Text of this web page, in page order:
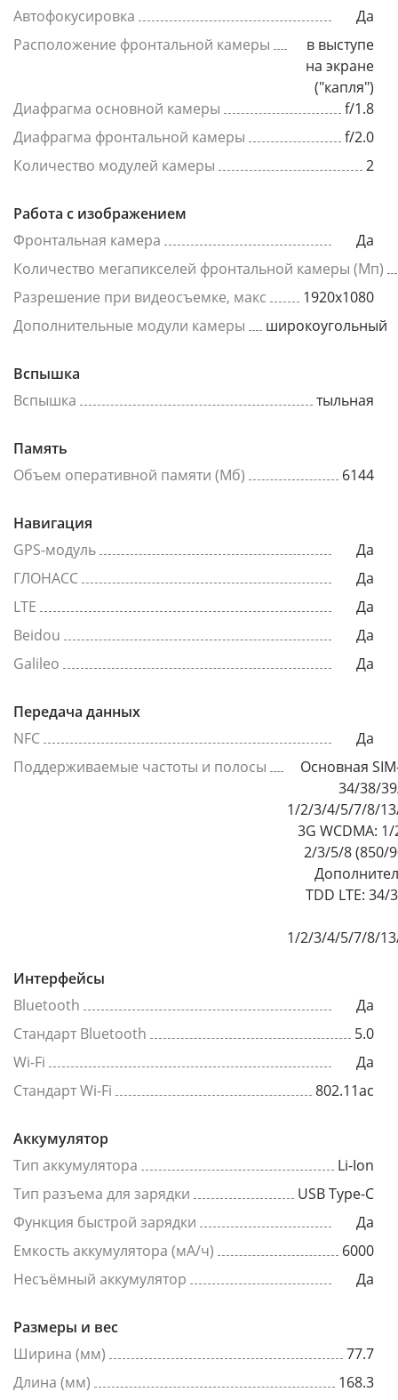
Автофокусировка
Да
Расположение фронтальной камеры
в выступе
на экране
("капля")
Диафрагма основной камеры
f/1.8
Диафрагма фронтальной камеры
f/2.0
Количество модулей камеры
2
Работа с изображением
Фронтальная камера
Да
Количество мегапикселей фронтальной камеры (Мп)
Разрешение при видеосъемке, макс
1920x1080
Дополнительные модули камеры
широкоугольный
Вспышка
Вспышка
тыльная
Память
Объем оперативной памяти (Мб)
6144
Навигация
GPS-модуль
Да
ГЛОНАСС
Да
LTE
Да
Beidou
Да
Galileo
Да
Передача данных
NFC
Да
Поддерживаемые частоты и полосы
Основная
34/38/
1/2/3/4/5/7/8/
3G WCDMA:
2/3/5/8 (850/
TDD LTE: 34/
1/2/3/4/5/7/8/
Интерфейсы
Bluetooth
Да
Стандарт Bluetooth
5.0
Wi-Fi
Да
Стандарт Wi-Fi
802.11ac
Аккумулятор
Тип аккумулятора
Li-Ion
Тип разъема для зарядки
USB Type-C
Функция быстрой зарядки
Да
Емкость аккумулятора (мА/ч)
6000
Несъёмный аккумулятор
Да
Размеры и вес
Ширина (мм)
77.7
Длина (мм)
168.3